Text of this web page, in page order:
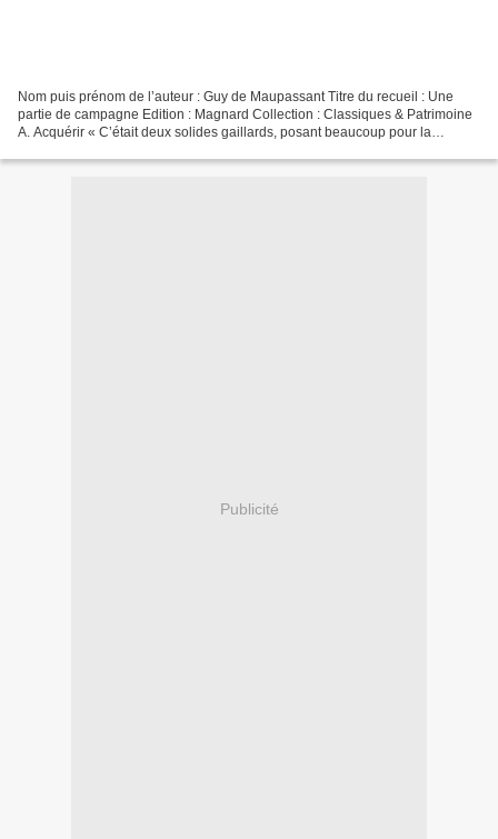
Nom puis prénom de l’auteur : Guy de Maupassant Titre du recueil : Une
partie de campagne Edition : Magnard Collection : Classiques & Patrimoine
A. Acquérir « C’était deux solides gaillards, posant beaucoup pour la
Publicité